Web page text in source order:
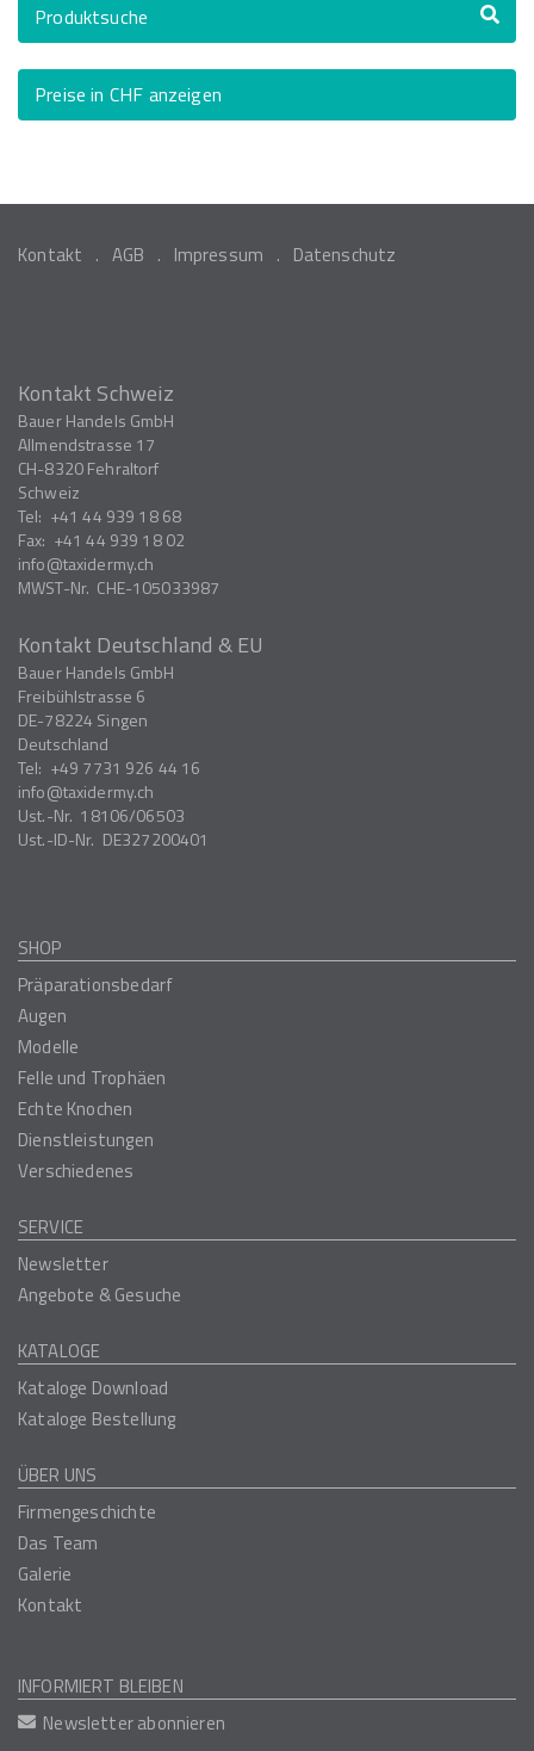
Produktsuche
Preise in CHF anzeigen
Kontakt AGB Impressum Datenschutz
Kontakt Schweiz
Bauer Handels GmbH
Allmendstrasse 17
CH-8320Fehraltorf
Schweiz
Tel: +41 44 939 18 68
Fax: +41 44 939 18 02
info
taxidermy.ch
MWST-Nr. CHE-105033987
Kontakt Deutschland & EU
Bauer Handels GmbH
Freibühlstrasse 6
DE-78224 Singen
Deutschland
Tel: +49 7731 926 44 16
info
taxidermy.ch
Ust.-Nr. 18106/06503
Ust.-ID-Nr. DE327200401
SHOP
Präparationsbedarf
Augen
Modelle
Felle und Trophäen
Echte Knochen
Dienstleistungen
Verschiedenes
SERVICE
Newsletter
Angebote & Gesuche
KATALOGE
Kataloge Download
Kataloge Bestellung
ÜBER UNS
Firmengeschichte
Das Team
Galerie
Kontakt
INFORMIERT BLEIBEN
Newsletter abonnieren